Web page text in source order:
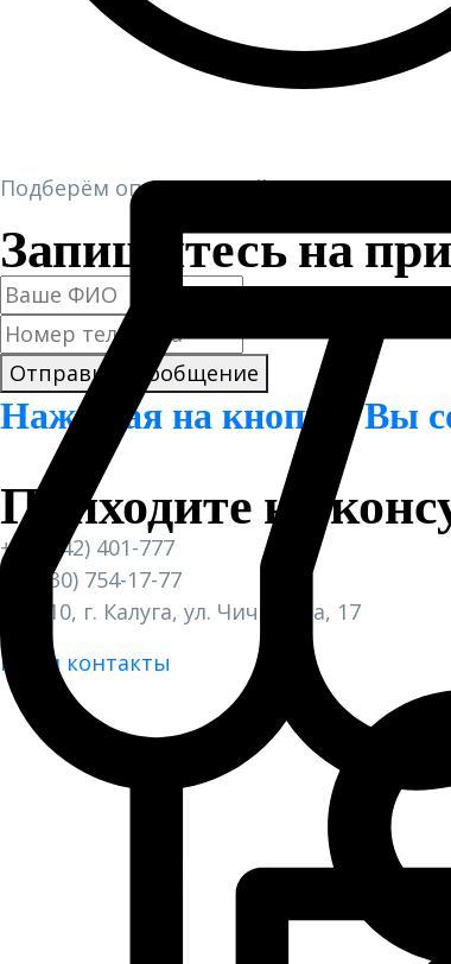
Подберём оптимальный план лечения,
Запишитесь на
Отправить сообщение
Нажимая на кнопку, Вы
Приходите на
+7 (4842) 401-777
+7 (930) 754-17-77
248010, г. Калуга, ул. Чичерина, 17
Наши контакты